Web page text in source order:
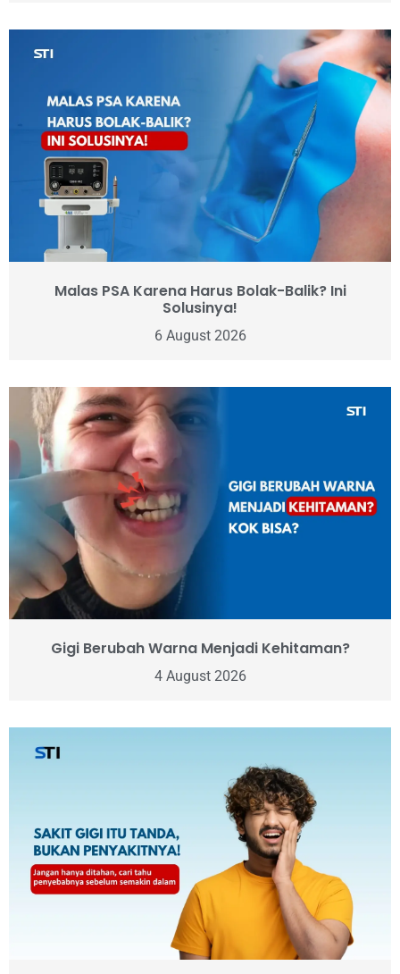
Malas PSA Karena Harus Bolak-Balik? Ini
Solusinya!
6 August 2026
Gigi Berubah Warna Menjadi Kehitaman?
4 August 2026